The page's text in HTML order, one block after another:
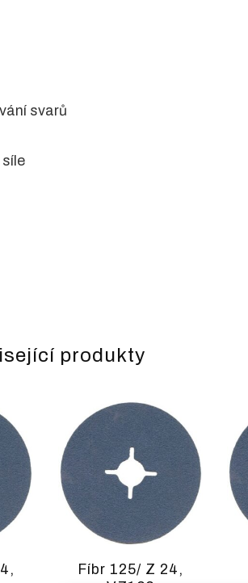
svarů
síle
produkty
Fíbr 125/ Z 24,